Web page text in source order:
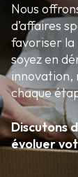
Nous
d’affaires
favoriser la
soyez en
innovation,
chaque
Discutons
évoluer